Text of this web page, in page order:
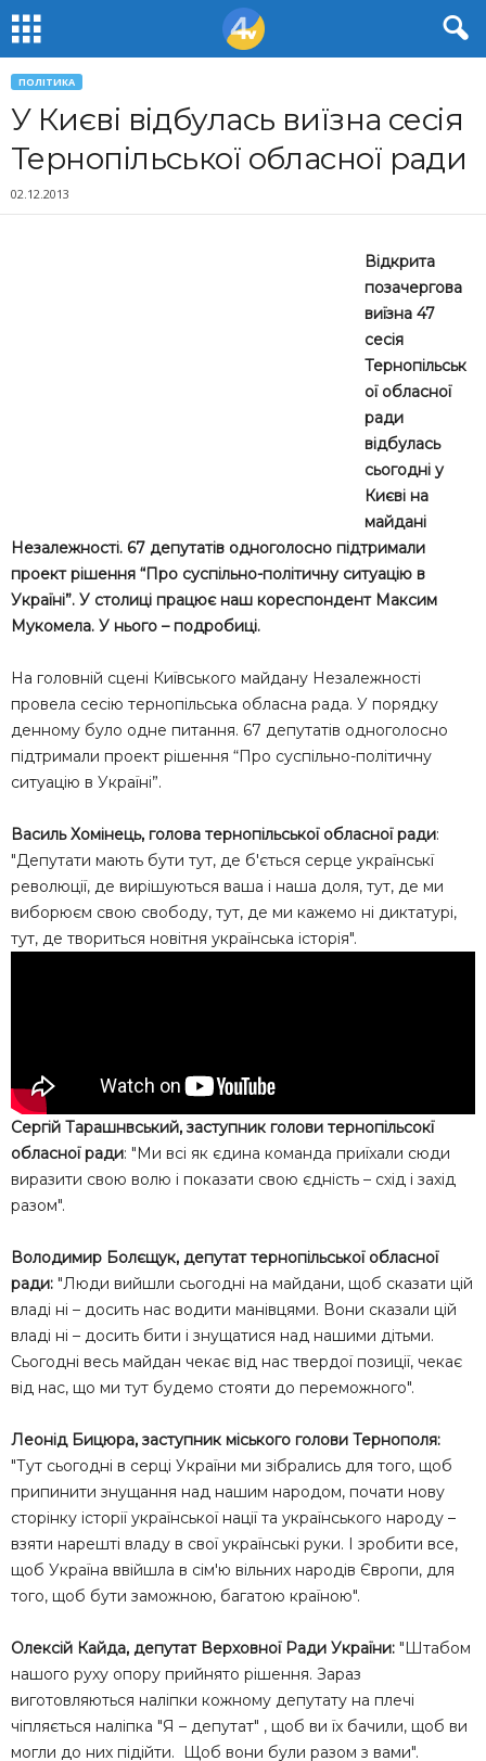
ПОЛІТИКА
У Києві відбулась виїзна сесія
Тернопільської обласної ради
02.12.2013
Відкрита
позачергова
виїзна 47
сесія
Тернопільськ
ої обласної
ради
відбулась
сьогодні у
Києві на
майдані
Незалежності. 67 депутатів одноголосно підтримали
проект рішення “Про суспільно-політичну ситуацію в
Україні”. У столиці працює наш кореспондент Максим
Мукомела. У нього – подробиці.
На головній сцені Київського майдану Незалежності
провела сесію тернопільська обласна рада. У порядку
денному було одне питання. 67 депутатів одноголосно
підтримали проект рішення “Про суспільно-політичну
ситуацію в Україні”.
Василь Хомінець, голова тернопільської обласної ради:
"Депутати мають бути тут, де б'ється серце українськї
революції, де вирішуються ваша і наша доля, тут, де ми
виборюєм свою свободу, тут, де ми кажемо ні диктатурі,
тут, де твориться новітня українська історія".
Сергій Тарашнвський, заступник голови тернопільсокї
обласної ради: "Ми всі як єдина команда приїхали сюди
виразити свою волю і показати свою єдність – схід і захід
разом".
Володимир Болєщук, депутат тернопільської обласної
ради: "Люди вийшли сьогодні на майдани, щоб сказати цій
владі ні – досить нас водити манівцями. Вони сказали цій
владі ні – досить бити і знущатися над нашими дітьми.
Сьогодні весь майдан чекає від нас твердої позиції, чекає
від нас, що ми тут будемо стояти до переможного".
Леонід Бицюра, заступник міського голови Тернополя:
"Тут сьогодні в серці України ми зібрались для того, щоб
припинити знущання над нашим народом, почати нову
сторінку історії української нації та українського народу –
взяти нарешті владу в свої українські руки. І зробити все,
щоб Україна ввійшла в сім'ю вільних народів Європи, для
того, щоб бути заможною, багатою країною".
Олексій Кайда, депутат Верховної Ради України: "Штабом
нашого руху опору прийнято рішення. Зараз
виготовляються наліпки кожному депутату на плечі
чіпляється наліпка "Я – депутат" , щоб ви їх бачили, щоб ви
могли до них підійти. Щоб вони були разом з вами".